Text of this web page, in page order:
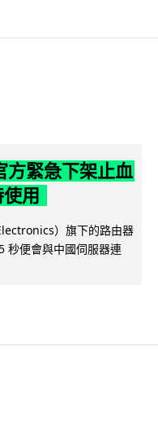
方緊急下架止血
用
）旗下的路由器
秒便會與中國伺服器連